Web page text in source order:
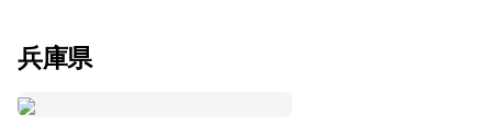
兵庫県